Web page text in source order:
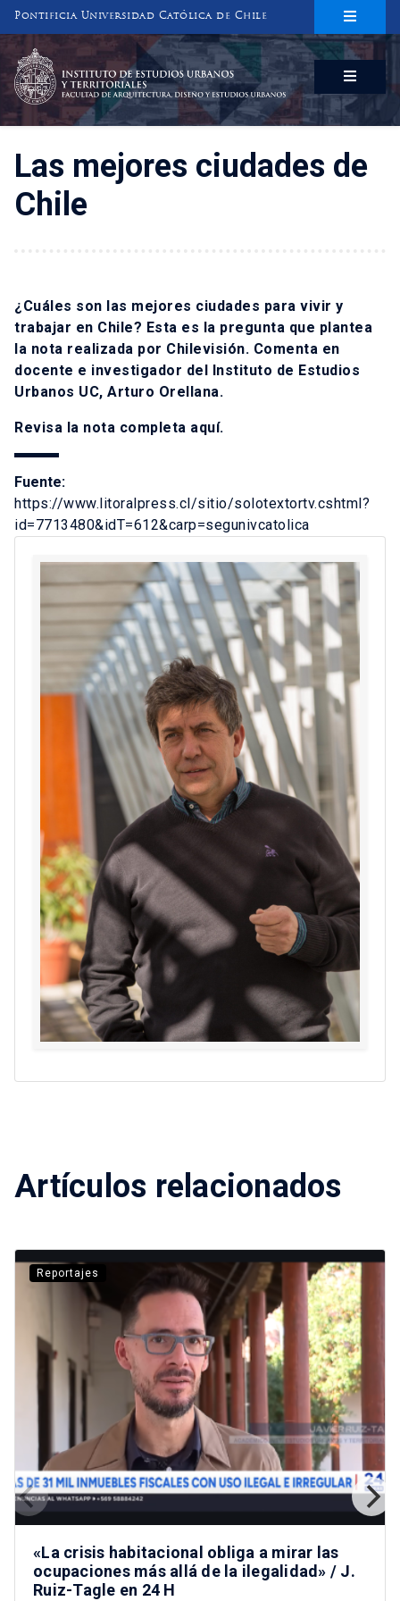
Pontificia Universidad Católica de Chile
INSTITUTO DE ESTUDIOS URBANOS
Y TERRITORIALES
FACULTAD DE ARQUITECTURA, DISEÑO Y ESTUDIOS URBANOS
Las mejores ciudades de
Chile
¿Cuáles son las mejores ciudades para vivir y
trabajar en Chile? Esta es la pregunta que plantea
la nota realizada por Chilevisión. Comenta en
docente e investigador del Instituto de Estudios
Urbanos UC, Arturo Orellana.
Revisa la nota completa aquí.
Fuente:
https://www.litoralpress.cl/sitio/solotextortv.cshtml?
id=7713480&idT=612&carp=segunivcatolica
Artículos relacionados
Reportajes
«La crisis habitacional obliga a mirar las
ocupaciones más allá de la ilegalidad» / J.
Ruiz-Tagle en 24 H